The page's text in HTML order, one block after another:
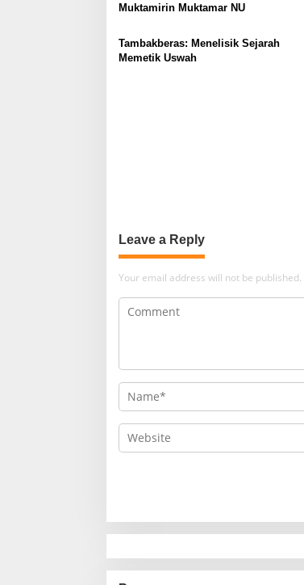
Muktamirin Muktamar NU
Tambakberas: Menelisik Sejarah
Memetik Uswah
Leave a Reply
Your email address will not be published.